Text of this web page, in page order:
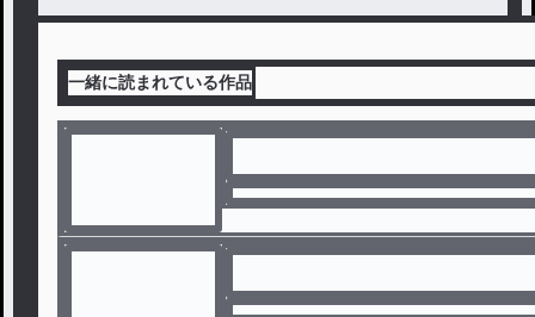
一緒に読まれている作品